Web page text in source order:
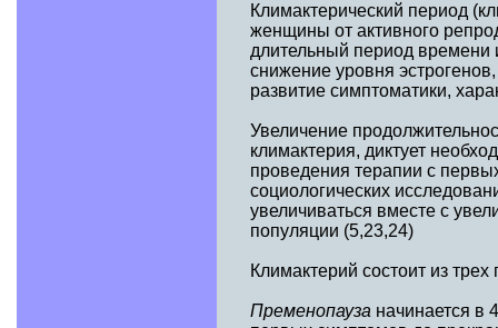
Климактерический период
женщины от активного
длительный период времени
снижение уровня
развитие симптоматики,
Увеличение
климактерия, диктует
проведения терапии с
социологических
увеличиваться вместе с
популяции (5,23,24)
Климактерий состоит из
Пременопауза начинается в